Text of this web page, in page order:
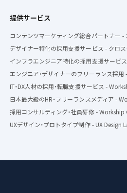
提供サービス
コンテンツマーケティング総合パートナー -
デザイナー特化の採用支援サービス - クロ
インフラエンジニア特化の採用支援サービ
エンジニア・デザイナーのフリーランス採用
IT・DX人材の採用・転職支援サービス -
日本最大級のHR・フリーランスメディア -
採用コンサルティング・社員研修 - Workship
UXデザイン・プロトタイプ制作 - UX Design